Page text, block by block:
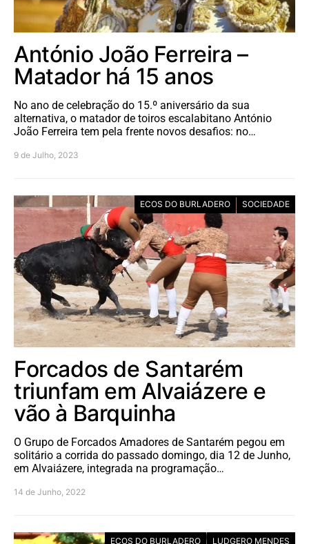
António João Ferreira –
Matador há 15 anos
No ano de celebração do 15.º aniversário da sua
alternativa, o matador de toiros escalabitano António
João Ferreira tem pela frente novos desafios: no…
9 de Julho, 2023
ECOS DO BURLADERO SOCIEDADE
Forcados de Santarém
triunfam em Alvaiázere e
vão à Barquinha
O Grupo de Forcados Amadores de Santarém pegou em
solitário a corrida do passado domingo, dia 12 de Junho,
em Alvaiázere, integrada na programação…
14 de Junho, 2022
ECOS DO BURLADERO LUDGERO MENDES